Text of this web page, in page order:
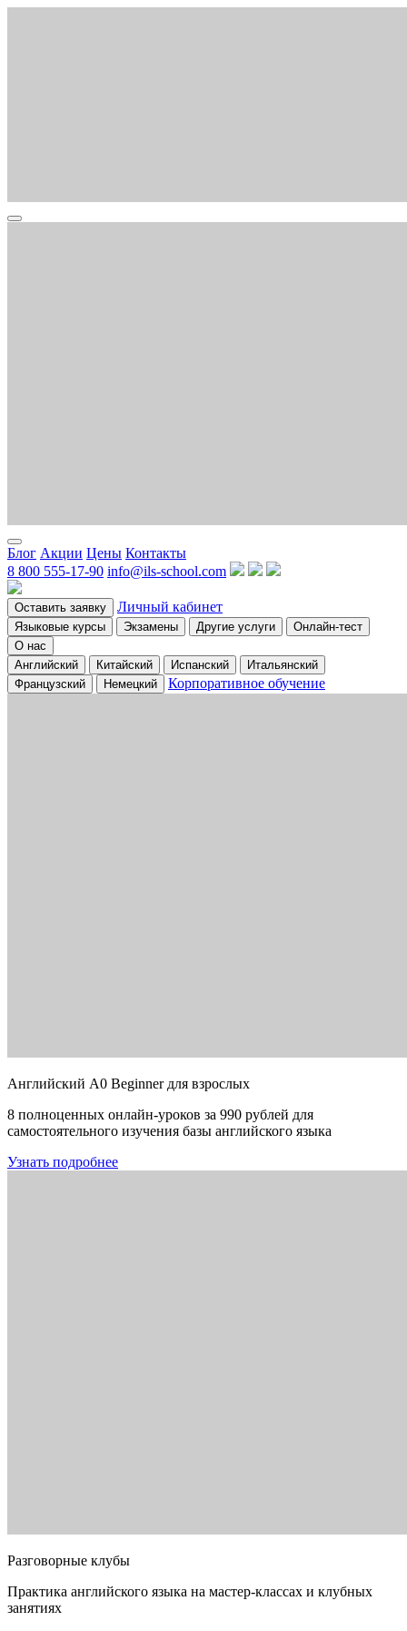
Блог Акции Цены Контакты
8 800 555-17-90 info@ils-school.com
Оставить заявку Личный кабинет
Языковые курсы Экзамены Другие услуги
Онлайн-тест
О нас
Английский
Китайский Испанский
Итальянский
Французский
Немецкий Корпоративное обучение
Английский A0 Beginner для взрослых
8 полноценных онлайн-уроков за 990 рублей для
самостоятельного изучения базы английского языка
Узнать подробнее
Разговорные клубы
Практика английского языка на мастер-классах и клубных
занятиях